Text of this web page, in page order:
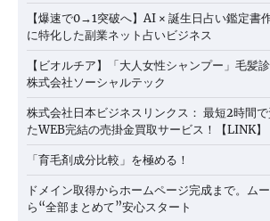
【爆速で0→1突破へ】AI × 誕生日占い鑑定書
に特化した副業ネット占いビジネス
【ビオルチア】「大人女性シャンプー」毛髪
株式会社ソーシャルテック
株式会社日本ビジネスリンクス： 最短2時間
たWEB完結の売掛金買取サービス！【LINK】
「育毛剤成分比較」を極める！
ドメイン取得からホームページ完成まで。ム
ら“全部まとめて”安心スタート